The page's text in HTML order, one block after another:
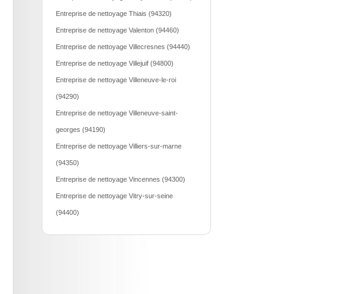
Entreprise de nettoyage Thiais (94320)
Entreprise de nettoyage Valenton (94460)
Entreprise de nettoyage Villecresnes (94440)
Entreprise de nettoyage Villejuif (94800)
Entreprise de nettoyage Villeneuve-le-roi
(94290)
Entreprise de nettoyage Villeneuve-saint-
georges (94190)
Entreprise de nettoyage Villiers-sur-marne
(94350)
Entreprise de nettoyage Vincennes (94300)
Entreprise de nettoyage Vitry-sur-seine
(94400)